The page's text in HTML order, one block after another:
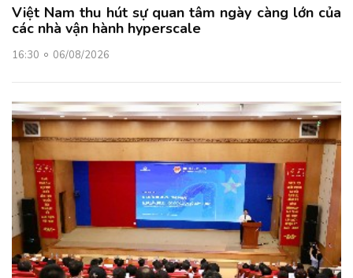
Việt Nam thu hút sự quan tâm ngày càng lớn của
các nhà vận hành hyperscale
16:30 06/08/2026